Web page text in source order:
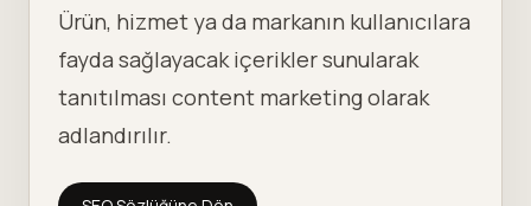
Ürün, hizmet ya da markanın kullanıcılara
fayda sağlayacak içerikler sunularak
tanıtılması content marketing olarak
adlandırılır.